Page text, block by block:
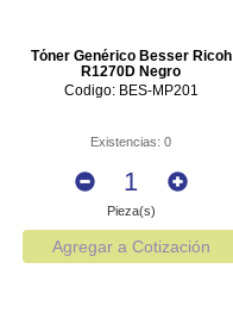
Tóner Genérico Besser Ricoh
R1270D Negro
Codigo: BES-MP201
Existencias: 0
Pieza(s)
Agregar a Cotización